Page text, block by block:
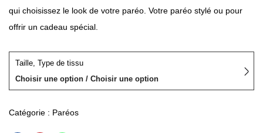
qui choisissez le look de votre paréo. Votre paréo stylé ou pour
offrir un cadeau spécial.
Taille, Type de tissu
Choisir une option / Choisir une option
Catégorie : Paréos